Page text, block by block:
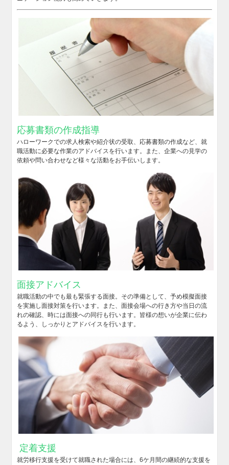
応募書類の作成指導
ハローワークでの求人検索や紹介状の受取、応募書類の作成など、就
職活動に必要な作業のアドバイスを行います。また、企業への見学の
依頼や問い合わせなど様々な活動をお手伝いします。
面接アドバイス
就職活動の中でも最も緊張する面接。その準備として、予め模擬面接
を実施し面接対策を行います。また、面接会場への行き方や当日の流
れの確認、時には面接への同行も行います。皆様の想いが企業に伝わ
るよう、しっかりとアドバイスを行います。
定着支援
就労移行支援を受けて就職された場合には、6ケ月間の継続的な支援を